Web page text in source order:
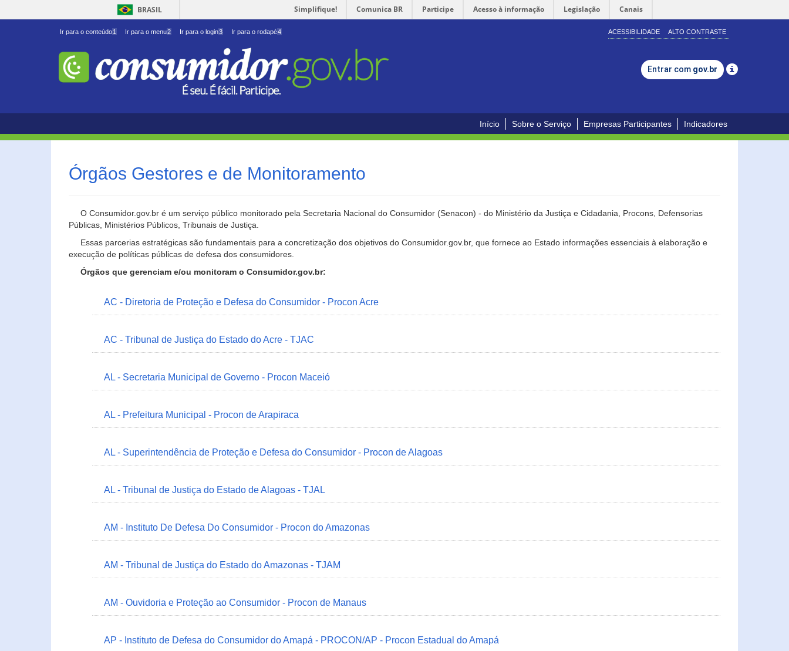
BRASIL Simplifique! Comunica BR Participe Acesso à informação Legislação Canais
Ir para o conteúdo1 Ir para o menu2 Ir para o login3 Ir para o rodapé4 ACESSIBILIDADE ALTO CONTRASTE
Entrar com gov.br
Início Sobre o Serviço Empresas Participantes Indicadores
Órgãos Gestores e de Monitoramento
O Consumidor.gov.br é um serviço público monitorado pela Secretaria Nacional do Consumidor (Senacon) - do Ministério da Justiça e Cidadania, Procons, Defensorias
Públicas, Ministérios Públicos, Tribunais de Justiça.
Essas parcerias estratégicas são fundamentais para a concretização dos objetivos do Consumidor.gov.br, que fornece ao Estado informações essenciais à elaboração e
execução de políticas públicas de defesa dos consumidores.
Órgãos que gerenciam e/ou monitoram o Consumidor.gov.br:
AC - Diretoria de Proteção e Defesa do Consumidor - Procon Acre
AC - Tribunal de Justiça do Estado do Acre - TJAC
AL - Secretaria Municipal de Governo - Procon Maceió
AL - Prefeitura Municipal - Procon de Arapiraca
AL - Superintendência de Proteção e Defesa do Consumidor - Procon de Alagoas
AL - Tribunal de Justiça do Estado de Alagoas - TJAL
AM - Instituto De Defesa Do Consumidor - Procon do Amazonas
AM - Tribunal de Justiça do Estado do Amazonas - TJAM
AM - Ouvidoria e Proteção ao Consumidor - Procon de Manaus
AP - Instituto de Defesa do Consumidor do Amapá - PROCON/AP - Procon Estadual do Amapá